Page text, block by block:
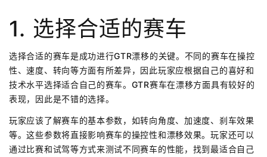
1. 选择合适的赛车
选择合适的赛车是成功进行GTR漂移的关键。不同的赛车在操控
性、速度、转向等方面有所差异，因此玩家应根据自己的喜好和
技术水平选择适合自己的赛车。GTR赛车在漂移方面具有较好的
表现，因此是不错的选择。
玩家应该了解赛车的基本参数，如转向角度、加速度、刹车效果
等。这些参数将直接影响赛车的操控性和漂移效果。玩家还可以
通过比赛和试驾等方式来测试不同赛车的性能，找到最适合自己